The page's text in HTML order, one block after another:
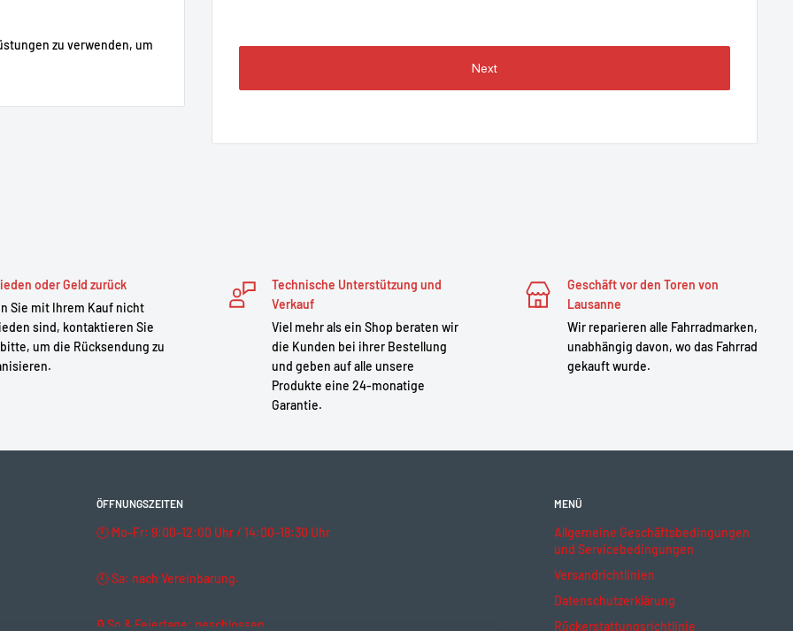
Next
Unterstützung
entscheiden?
für Nutzer, die das
Dank ihrer
Straßenverkehr
oder unter
bestimmt.
zu verwenden, um
oder Geld zurück
Sie mit Ihrem Kauf nicht
sind, kontaktieren Sie
um die Rücksendung zu
Technische Unterstützung und
Verkauf
Viel mehr als ein Shop beraten wir
die Kunden bei ihrer Bestellung
und geben auf alle unsere
Produkte eine 24-monatige
Garantie.
Geschäft vor den Toren von
Lausanne
Wir reparieren alle Fahrradmarken,
unabhängig davon, wo das Fahrrad
gekauft wurde.
ÖFFNUNGSZEITEN
🕘 Mo–Fr: 9:00–12:00 Uhr / 14:00–18:30 Uhr
🕘 Sa: nach Vereinbarung.
🔒 So & Feiertage: geschlossen
MENÜ
Allgemeine Geschäftsbedingungen
und Servicebedingungen
Versandrichtlinien
Datenschutzerklärung
Rückerstattungsrichtlinie